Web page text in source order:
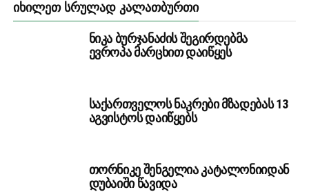
ᲘᲮᲘᲚᲔᲗ ᲡᲠᲣᲚᲐᲓ ᲙᲐᲚᲐᲗᲑᲣᲠᲗᲘ
ნიკა ბურჯანაძის შეგირდებმა
ევროპა მარცხით დაიწყეს
საქართველოს ნაკრები მზადებას 13
აგვისტოს დაიწყებს
თორნიკე შენგელია კატალონიიდან
დუბაიში წავიდა